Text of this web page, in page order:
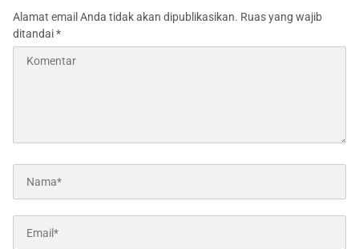
Alamat email Anda tidak akan dipublikasikan. Ruas yang wajib
ditandai*